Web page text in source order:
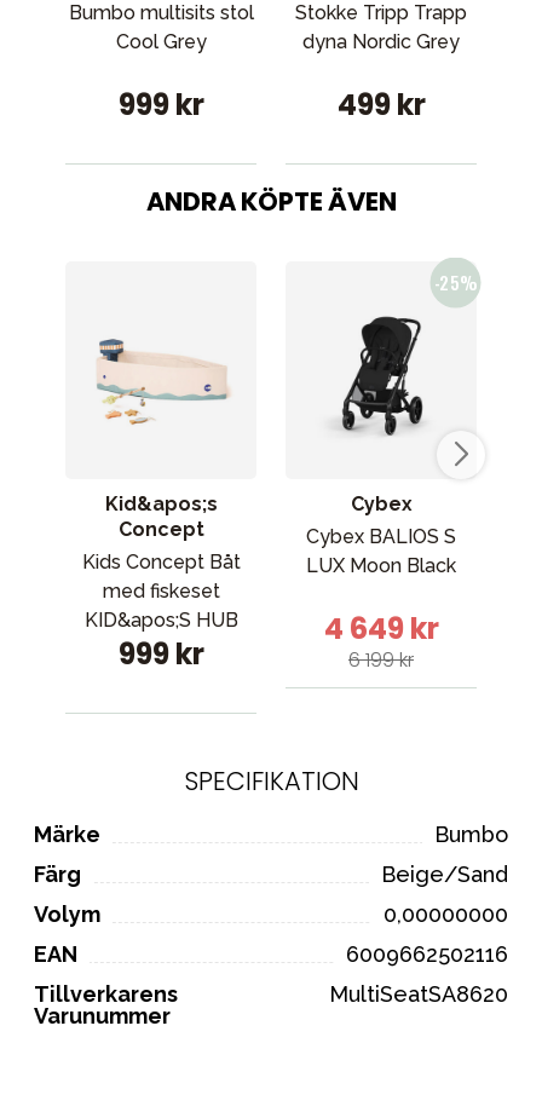
Bumbo multisits stol
Cool Grey
999 kr
Stokke Tripp Trapp
dyna Nordic Grey
499 kr
ANDRA KÖPTE ÄVEN
Kid&apos;s
Concept
Kids Concept Båt
med fiskeset
KID&apos;S HUB
999 kr
Cybex
Cybex BALIOS S
LUX Moon Black
4 649 kr
6 199 kr
SPECIFIKATION
Märke
Bumbo
Färg
Beige/Sand
Volym
0,00000000
EAN
6009662502116
Tillverkarens
Varunummer
MultiSeatSA8620